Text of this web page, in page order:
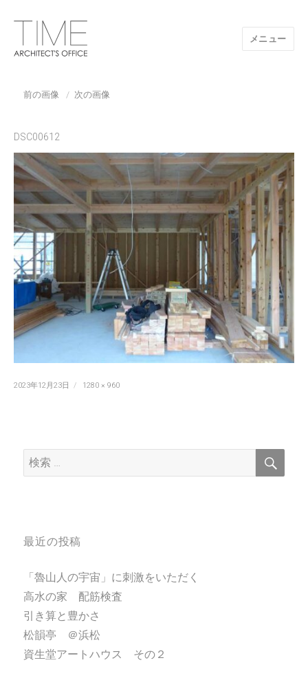
メニュー
前の画像 次の画像
DSC00612
投
2023年12月23日
フ
1280 × 960
検
索:
検
最近の投稿
「魯山人の宇宙」に刺激をいただく
高水の家 配筋検査
引き算と豊かさ
松韻亭 ＠浜松
資生堂アートハウス その２